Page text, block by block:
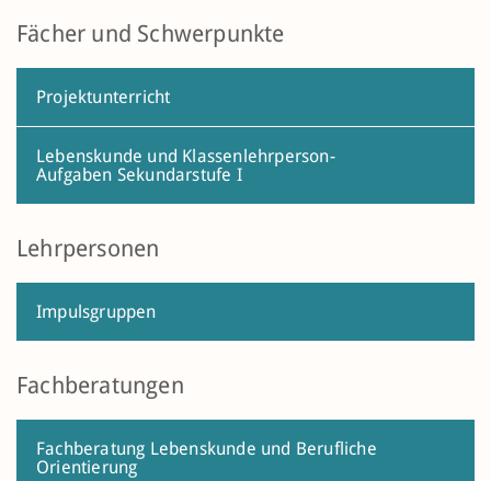
Fächer und Schwerpunkte
Projektunterricht
Lebenskunde und Klassenlehrperson-
Aufgaben Sekundarstufe I
Lehrpersonen
Impulsgruppen
Fachberatungen
Fachberatung Lebenskunde und Berufliche
Orientierung